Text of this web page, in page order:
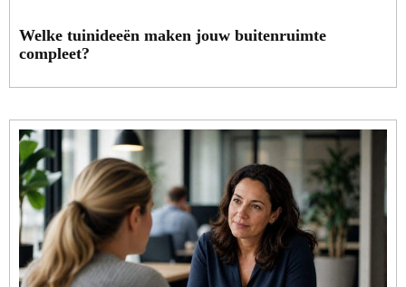
Welke tuinideeën maken jouw buitenruimte
compleet?